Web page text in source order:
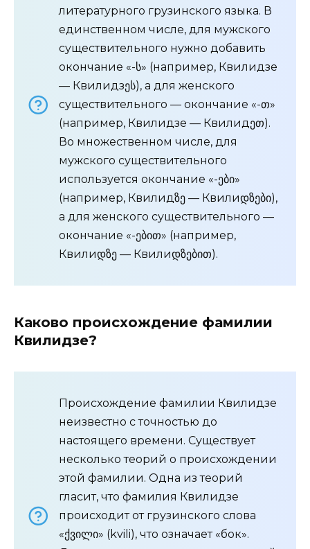
литературного грузинского языка. В
единственном числе, для мужского
существительного нужно добавить
окончание «-ს» (например, Квилидзе
— Квилидзეს), а для женского
существительного — окончание «-თ»
(например, Квилидзе — Квилидეთ).
Во множественном числе, для
мужского существительного
используется окончание «-ები»
(например, Квилидზე — Квилиდზები),
а для женского существительного —
окончание «-ებით» (например,
Квилиდზე — Квилиდზებით).
Каково происхождение фамилии
Квилидзе?
Происхождение фамилии Квилидзе
неизвестно с точностью до
настоящего времени. Существует
несколько теорий о происхождении
этой фамилии. Одна из теорий
гласит, что фамилия Квилидзе
происходит от грузинского слова
«ქვილი» (kvili), что означает «бок».